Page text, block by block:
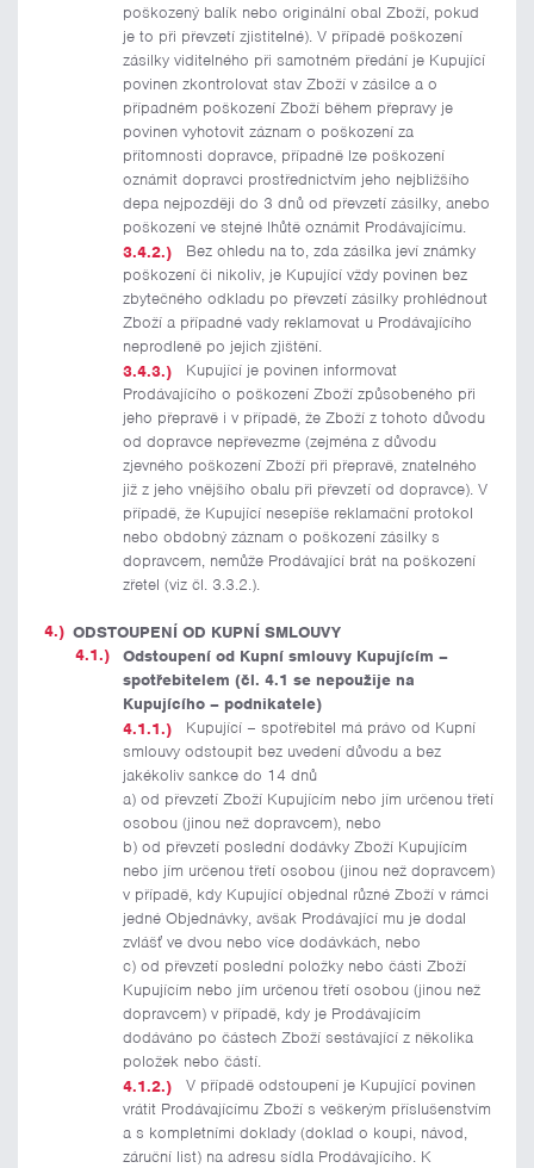
poškozený balík nebo originální obal Zboží, pokud
je to při převzetí zjistitelné). V případě poškození
zásilky viditelného při samotném předání je Kupující
povinen zkontrolovat stav Zboží v zásilce a o
případném poškození Zboží během přepravy je
povinen vyhotovit záznam o poškození za
přítomnosti dopravce, případně lze poškození
oznámit dopravci prostřednictvím jeho nejbližšího
depa nejpozději do 3 dnů od převzetí zásilky, anebo
poškození ve stejné lhůtě oznámit Prodávajícímu.
Bez ohledu na to, zda zásilka jeví známky
poškození či nikoliv, je Kupující vždy povinen bez
zbytečného odkladu po převzetí zásilky prohlédnout
Zboží a případné vady reklamovat u Prodávajícího
neprodleně po jejich zjištění.
Kupující je povinen informovat
Prodávajícího o poškození Zboží způsobeného při
jeho přepravě i v případě, že Zboží z tohoto důvodu
od dopravce nepřevezme (zejména z důvodu
zjevného poškození Zboží při přepravě, znatelného
již z jeho vnějšího obalu při převzetí od dopravce). V
případě, že Kupující nesepíše reklamační protokol
nebo obdobný záznam o poškození zásilky s
dopravcem, nemůže Prodávající brát na poškození
zřetel (viz čl. 3.3.2.).
ODSTOUPENÍ OD KUPNÍ SMLOUVY
Odstoupení od Kupní smlouvy Kupujícím –
spotřebitelem (čl. 4.1 se nepoužije na
Kupujícího – podnikatele)
Kupující – spotřebitel má právo od Kupní
smlouvy odstoupit bez uvedení důvodu a bez
jakékoliv sankce do 14 dnů
a) od převzetí Zboží Kupujícím nebo jím určenou třetí
osobou (jinou než dopravcem), nebo
b) od převzetí poslední dodávky Zboží Kupujícím
nebo jím určenou třetí osobou (jinou než dopravcem)
v případě, kdy Kupující objednal různé Zboží v rámci
jedné Objednávky, avšak Prodávající mu je dodal
zvlášť ve dvou nebo více dodávkách, nebo
c) od převzetí poslední položky nebo části Zboží
Kupujícím nebo jím určenou třetí osobou (jinou než
dopravcem) v případě, kdy je Prodávajícím
dodáváno po částech Zboží sestávající z několika
položek nebo částí.
V případě odstoupení je Kupující povinen
vrátit Prodávajícímu Zboží s veškerým příslušenstvím
a s kompletními doklady (doklad o koupi, návod,
záruční list) na adresu sídla Prodávajícího. K